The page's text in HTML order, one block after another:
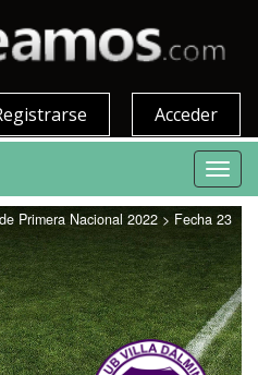
Acceder
Primera Nacional 2022 > Fecha 23